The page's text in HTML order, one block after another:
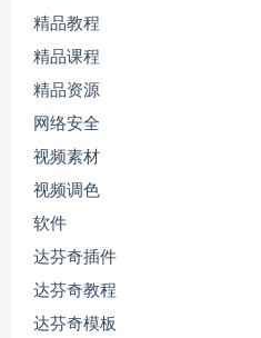
精品教程
精品课程
精品资源
网络安全
视频素材
视频调色
软件
达芬奇插件
达芬奇教程
达芬奇模板